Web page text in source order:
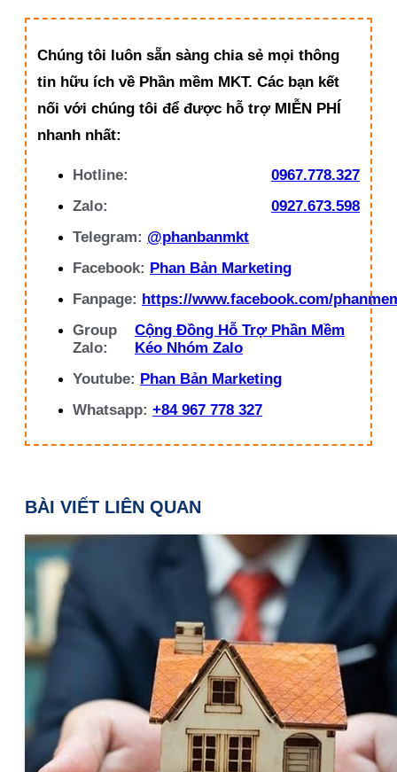
Chúng tôi luôn sẵn sàng chia sẻ mọi thông
tin hữu ích về Phần mềm MKT. Các bạn kết
nối với chúng tôi để được hỗ trợ MIỄN PHÍ
nhanh nhất:
Hotline:
0967.778.327
Zalo:
0927.673.598
Telegram: @phanbanmkt
Facebook: Phan Bản Marketing
Fanpage: https://www.facebook.com/
Group
Zalo:
Cộng Đồng Hỗ Trợ Phần Mềm
Kéo Nhóm Zalo
Youtube: Phan Bản Marketing
Whatsapp: +84 967 778 327
BÀI VIẾT LIÊN QUAN